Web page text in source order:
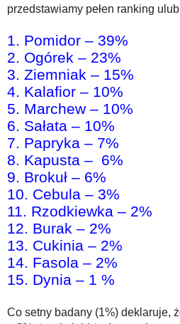
przedstawiamy pełen ranking
1. Pomidor – 39%
2. Ogórek – 23%
3. Ziemniak – 15%
4. Kalafior – 10%
5. Marchew – 10%
6. Sałata – 10%
7. Papryka – 7%
8. Kapusta – 6%
9. Brokuł – 6%
10. Cebula – 3%
11. Rzodkiewka – 2%
12. Burak – 2%
13. Cukinia – 2%
14. Fasola – 2%
15. Dynia – 1 %
Co setny badany (1%) deklaruje,